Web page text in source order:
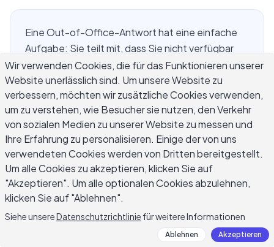
Eine Out-of-Office-Antwort hat eine einfache
Aufgabe: Sie teilt mit, dass Sie nicht verfügbar
sind, und gibt den Menschen einen klaren
nächsten Schritt. Richtig gemacht, spart sie
Ihnen und Ihren Kontakten Zeit. Schlecht
gemacht, hinterlässt sie Absender frustriert und
unsicher, ob jemand je antworten wird. Ob Sie
sich für einen Urlaub, Krankheit, Elternzeit oder
einen Feiertag verabschieden – mit den richtigen
Out-of-Office-Antwort Beispielen zur Hand
verbringen Sie weniger als fünf Minuten mit einer
menschlich klingt. Dieser Leitfaden deckt
einsatzbereite Vorlagen für jede häufige
Wir verwenden Cookies, die für das Funktionieren unserer
Website unerlässlich sind. Um unsere Website zu
verbessern, möchten wir zusätzliche Cookies verwenden,
um zu verstehen, wie Besucher sie nutzen, den Verkehr
von sozialen Medien zu unserer Website zu messen und
Ihre Erfahrung zu personalisieren. Einige der von uns
verwendeten Cookies werden von Dritten bereitgestellt.
Um alle Cookies zu akzeptieren, klicken Sie auf
"Akzeptieren". Um alle optionalen Cookies abzulehnen,
klicken Sie auf "Ablehnen".
Siehe unsereDatenschutzrichtlinie für weitere Informationen
Ablehnen Akzeptieren